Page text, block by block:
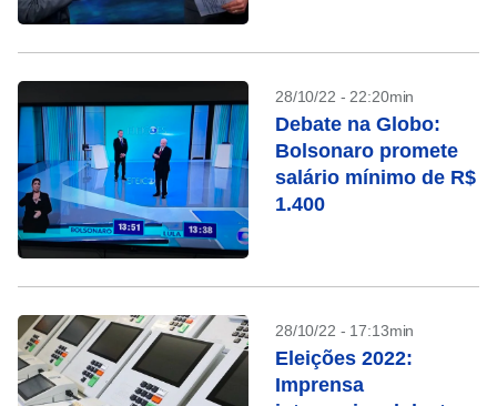
28/10/22 - 22:20min
Debate na Globo:
Bolsonaro promete
salário mínimo de R$
1.400
28/10/22 - 17:13min
Eleições 2022:
Imprensa